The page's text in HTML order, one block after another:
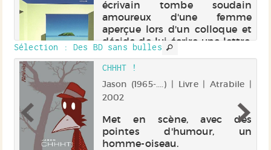
écrivain tombe soudain
amoureux d'une femme
aperçue lors d'un colloque et
décide de lui écrire une lettre.
Mais, ne trouvant pas de mots
pour décrire ses sentiments, il
lui raconte sa jeunesse en
compag...
Sélection : Des BD sans bulles
CHHHT !
Jason (1965-....) | Livre | Atrabile |
2002
Met en scène, avec des
pointes d'humour, un
homme-oiseau.